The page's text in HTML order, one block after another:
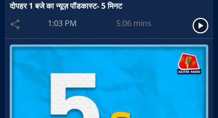
दोपहर 1 बजे का न्यूज़ पॉडकास्ट- 5 मिनट
1:03 PM
5:06 mins